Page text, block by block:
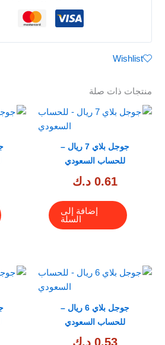
Wishlist
منتجات ذات صلة
جوجل بلاي 7 ريال –
للحساب السعودي
0.61 د.ك
إضافة إلى
السلة
جوجل بلاي 6 ريال –
للحساب السعودي
0.53 د.ك